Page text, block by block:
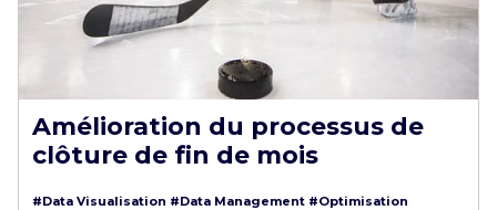
Amélioration du processus de
clôture de fin de mois
#Data Visualisation #Data Management #Optimisation